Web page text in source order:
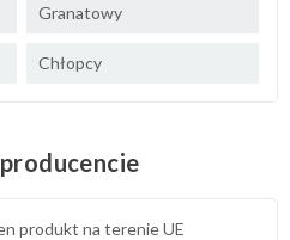
Granatowy
Chłopcy
produkt na terenie UE